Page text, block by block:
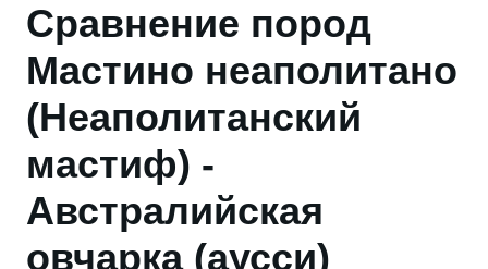
Сравнение пород
Мастино неаполитано
(Неаполитанский
мастиф) -
Австралийская
овчарка (аусси)